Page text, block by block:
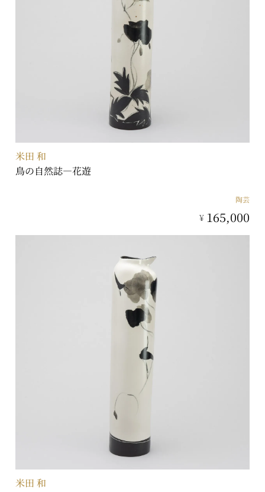
米田 和
鳥の自然誌―花遊
陶芸
¥ 165,000
米田 和